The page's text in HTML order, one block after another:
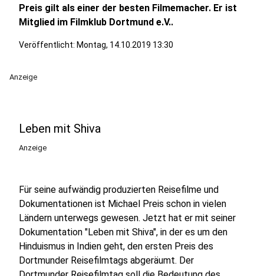
Preis gilt als einer der besten Filmemacher. Er ist
Mitglied im Filmklub Dortmund e.V..
Veröffentlicht: Montag, 14.10.2019 13:30
Anzeige
Leben mit Shiva
Anzeige
Für seine aufwändig produzierten Reisefilme und
Dokumentationen ist Michael Preis schon in vielen
Ländern unterwegs gewesen. Jetzt hat er mit seiner
Dokumentation "Leben mit Shiva", in der es um den
Hinduismus in Indien geht, den ersten Preis des
Dortmunder Reisefilmtags abgeräumt. Der